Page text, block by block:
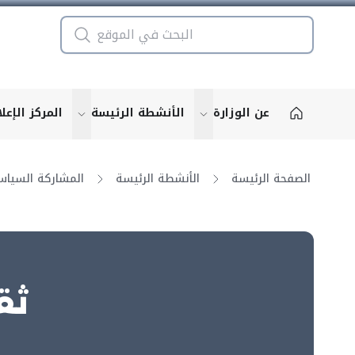
عن الوزارة show submenu for "More"
الأنشطة الرئيسة for "More"
المركز
الصفحة الرئيسة الأنشطة الرئيسة المشاركة